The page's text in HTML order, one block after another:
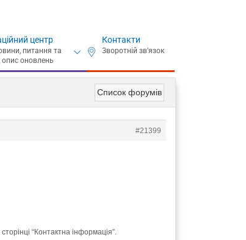
центр Контакти
Список форумів
#21399
“Контактна інформація”.